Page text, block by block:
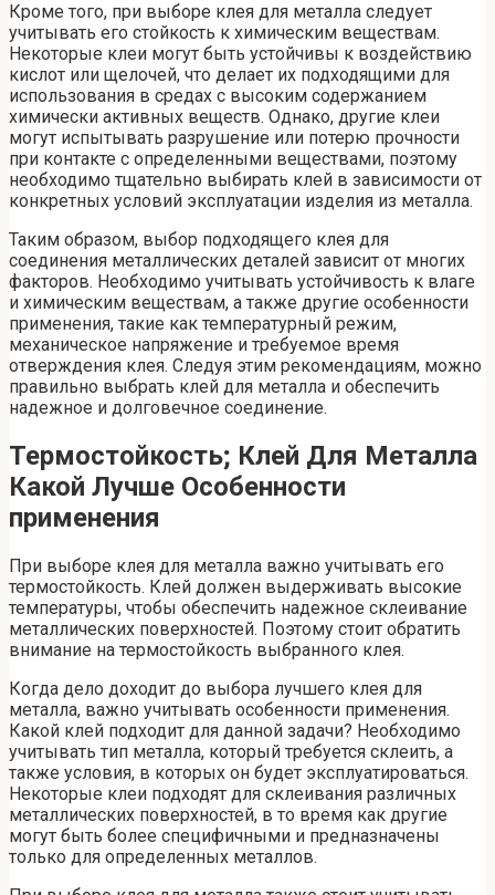
Кроме того, при выборе клея для металла следует
учитывать его стойкость к химическим веществам.
Некоторые клеи могут быть устойчивы к воздействию
кислот или щелочей, что делает их подходящими для
использования в средах с высоким содержанием
химически активных веществ. Однако, другие клеи
могут испытывать разрушение или потерю прочности
при контакте с определенными веществами, поэтому
необходимо тщательно выбирать клей в зависимости от
конкретных условий эксплуатации изделия из металла.
Таким образом, выбор подходящего клея для
соединения металлических деталей зависит от многих
факторов. Необходимо учитывать устойчивость к влаге
и химическим веществам, а также другие особенности
применения, такие как температурный режим,
механическое напряжение и требуемое время
отверждения клея. Следуя этим рекомендациям, можно
правильно выбрать клей для металла и обеспечить
надежное и долговечное соединение.
Термостойкость; Клей Для Металла
Какой Лучше Особенности
применения
При выборе клея для металла важно учитывать его
термостойкость. Клей должен выдерживать высокие
температуры, чтобы обеспечить надежное склеивание
металлических поверхностей. Поэтому стоит обратить
внимание на термостойкость выбранного клея.
Когда дело доходит до выбора лучшего клея для
металла, важно учитывать особенности применения.
Какой клей подходит для данной задачи? Необходимо
учитывать тип металла, который требуется склеить, а
также условия, в которых он будет эксплуатироваться.
Некоторые клеи подходят для склеивания различных
металлических поверхностей, в то время как другие
могут быть более специфичными и предназначены
только для определенных металлов.